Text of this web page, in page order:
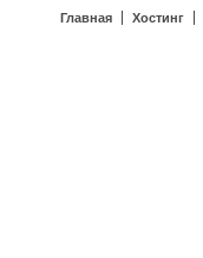
Главная Хостинг